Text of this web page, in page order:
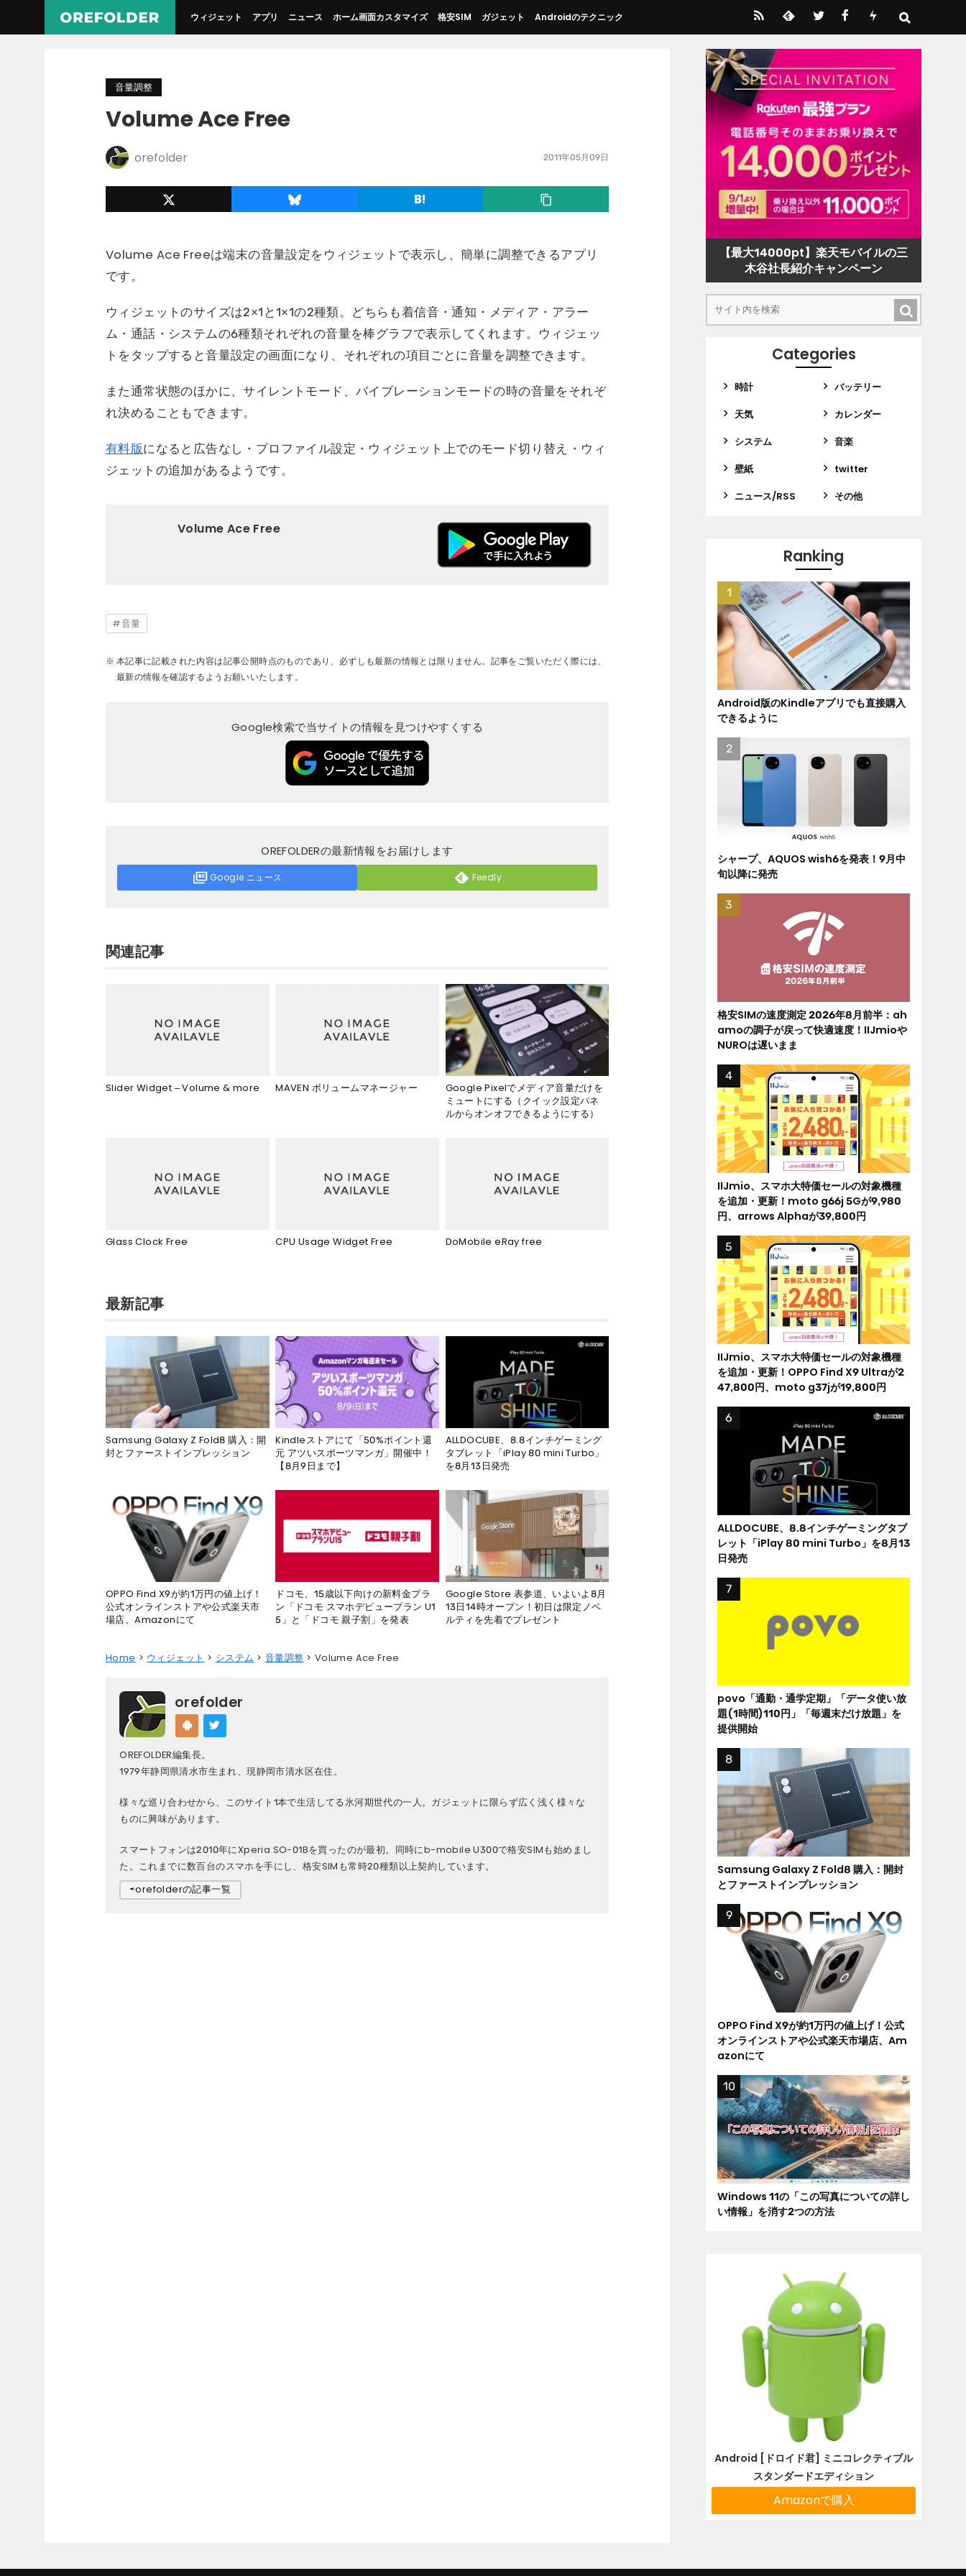
ウィジェット アプリ ニュース ホーム画面カスタマイズ 格安SIM ガジェット Androidのテクニック
音量調整
Volume Ace Free
orefolder 2011年05月09日
Volume Ace Freeは端末の音量設定をウィジェットで表示し、簡単に調整できるアプリ
です。
ウィジェットのサイズは2×1と1×1の2種類。どちらも着信音・通知・メディア・アラー
ム・通話・システムの6種類それぞれの音量を棒グラフで表示してくれます。ウィジェッ
トをタップすると音量設定の画面になり、それぞれの項目ごとに音量を調整できます。
また通常状態のほかに、サイレントモード、バイブレーションモードの時の音量をそれぞ
れ決めることもできます。
有料版になると広告なし・プロファイル設定・ウィジェット上でのモード切り替え・ウィ
ジェットの追加があるようです。
Volume Ace Free
音量
本記事に記載された内容は記事公開時点のものであり、必ずしも最新の情報とは限りません。記事をご覧いただく際には、
最新の情報を確認するようお願いいたします。
Google検索で当サイトの情報を見つけやすくする
OREFOLDERの最新情報をお届けします
Google ニュース Feedly
関連記事
Slider Widget – Volume & more MAVEN ボリュームマネージャー
Google Pixelでメディア音量だけを
ミュートにする（クイック設定パネ
ルからオンオフできるようにする）
Glass Clock Free CPU Usage Widget Free DoMobile eRay free
最新記事
Samsung Galaxy Z Fold8 購入：開
封とファーストインプレッション
Kindleストアにて「50%ポイント還
元 アツいスポーツマンガ」開催中！
【8月9日まで】
ALLDOCUBE、8.8インチゲーミング
タブレット「iPlay 80 mini Turbo」
を8月13日発売
OPPO Find X9が約1万円の値上げ！
公式オンラインストアや公式楽天市
場店、Amazonにて
ドコモ、15歳以下向けの新料金プラ
ン「ドコモ スマホデビュープラン U1
5」と「ドコモ 親子割」を発表
Google Store 表参道、いよいよ8月
13日14時オープン！初日は限定ノベ
ルティを先着でプレゼント
Home ウィジェット システム 音量調整 Volume Ace Free
orefolder
OREFOLDER編集長。
1979年静岡県清水市生まれ、現静岡市清水区在住。
様々な巡り合わせから、このサイト1本で生活してる氷河期世代の一人。ガジェットに限らず広く浅く様々な
ものに興味があります。
スマートフォンは2010年にXperia SO-01Bを買ったのが最初。同時にb-mobile U300で格安SIMも始めまし
た。これまでに数百台のスマホを手にし、格安SIMも常時20種類以上契約しています。
⇨orefolderの記事一覧
【最大14000pt】楽天モバイルの三
木谷社長紹介キャンペーン
Categories
時計
バッテリー
天気
カレンダー
システム
音楽
壁紙
twitter
ニュース/RSS
その他
Ranking
Android版のKindleアプリでも直接購入
できるように
シャープ、AQUOS wish6を発表！9月中
旬以降に発売
格安SIMの速度測定 2026年8月前半：ah
amoの調子が戻って快適速度！IIJmioや
NUROは遅いまま
IIJmio、スマホ大特価セールの対象機種
を追加・更新！moto g66j 5Gが9,980
円、arrows Alphaが39,800円
IIJmio、スマホ大特価セールの対象機種
を追加・更新！OPPO Find X9 Ultraが2
47,800円、moto g37jが19,800円
ALLDOCUBE、8.8インチゲーミングタブ
レット「iPlay 80 mini Turbo」を8月13
日発売
povo「通勤・通学定期」「データ使い放
題(1時間)110円」「毎週末だけ放題」を
提供開始
Samsung Galaxy Z Fold8 購入：開封
とファーストインプレッション
OPPO Find X9が約1万円の値上げ！公式
オンラインストアや公式楽天市場店、Am
azonにて
Windows 11の「この写真についての詳し
い情報」を消す2つの方法
Android [ドロイド君] ミニコレクティブル
スタンダードエディション
Amazonで購入